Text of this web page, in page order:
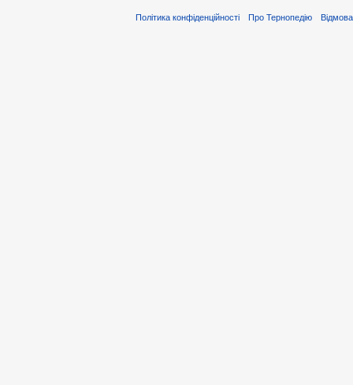
Політика конфіденційності Про Тернопедію Відмова